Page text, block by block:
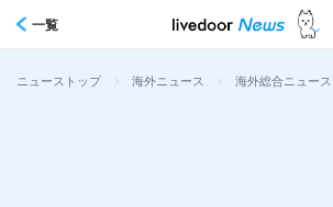
一覧
ニューストップ > 海外ニュース > 海外総合ニュース